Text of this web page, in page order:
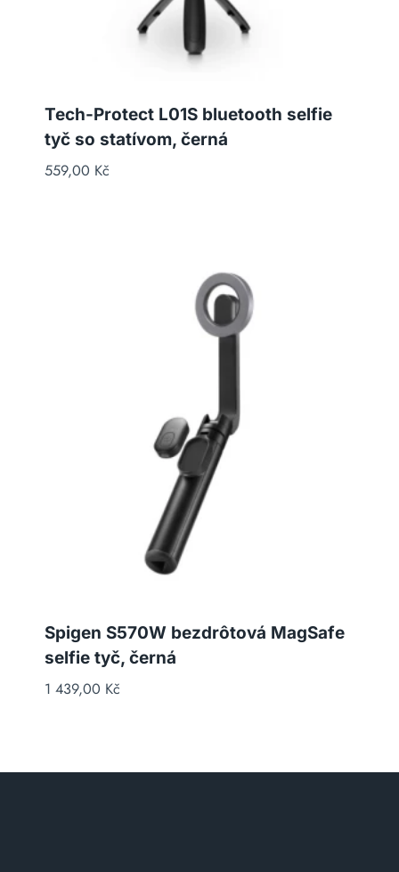
Tech-Protect L01S bluetooth selfie
tyč so statívom, černá
559,00 Kč
Spigen S570W bezdrôtová MagSafe
selfie tyč, černá
1 439,00 Kč